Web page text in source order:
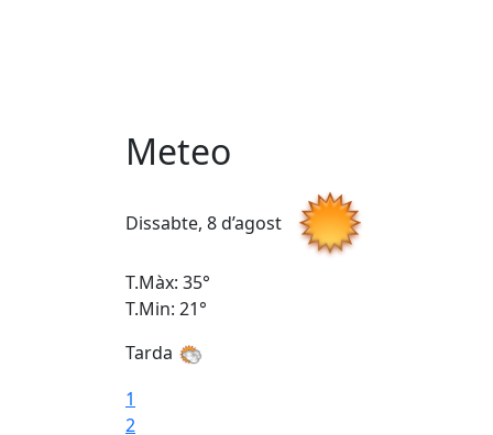
Meteo
Dissabte, 8 d’agost
T.Màx: 35°
T.Min: 21°
Tarda
1
2